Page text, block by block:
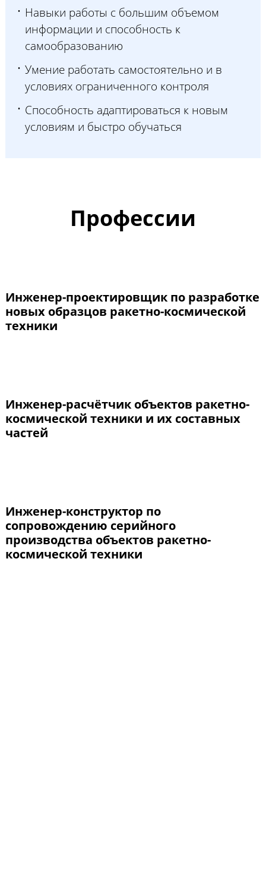
Навыки работы с большим объемом
информации и способность к
самообразованию
Умение работать самостоятельно и в
условиях ограниченного контроля
Способность адаптироваться к новым
условиям и быстро обучаться
Профессии
Инженер-проектировщик по разработке
новых образцов ракетно-космической
техники
Инженер-расчётчик объектов ракетно-
космической техники и их составных
частей
Инженер-конструктор по
сопровождению серийного
производства объектов ракетно-
космической техники